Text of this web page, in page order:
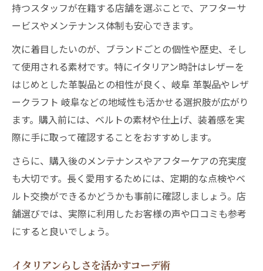
地元で見つかるイタリアン時計専門店の魅
力
イタリアン時計選びに役立つ岐阜の情報活
用法
岐阜で体感するイタリアン時計の選び方ガ
イド
信頼できる店舗で選ぶイタリアン時計の楽
しみ
時計選びなら注目したいイタリアンの美学
イタリアン時計の美学を体感する選び方
デザイン性で光るイタリアン時計の魅力
岐阜県で注目のイタリアン時計選びのコツ
イタリアン時計が誇る美意識とその価値
選ぶべきイタリアン時計の美学ポイント
持つスタッフが在籍する店舗を選ぶことで、アフターサ
ービスやメンテナンス体制も安心できます。
次に着目したいのが、ブランドごとの個性や歴史、そし
て使用される素材です。特にイタリアン時計はレザーを
はじめとした革製品との相性が良く、岐阜 革製品やレザ
ークラフト 岐阜などの地域性も活かせる選択肢が広がり
ます。購入前には、ベルトの素材や仕上げ、装着感を実
際に手に取って確認することをおすすめします。
さらに、購入後のメンテナンスやアフターケアの充実度
も大切です。長く愛用するためには、定期的な点検やベ
ルト交換ができるかどうかも事前に確認しましょう。店
舗選びでは、実際に利用したお客様の声や口コミも参考
にすると良いでしょう。
イタリアンらしさを活かすコーデ術